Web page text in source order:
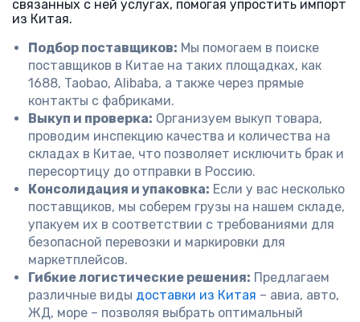
связанных с ней услугах, помогая упростить импорт
из Китая.
Подбор поставщиков: Мы помогаем в поиске
поставщиков в Китае на таких площадках, как
1688, Taobao, Alibaba, а также через прямые
контакты с фабриками.
Выкуп и проверка: Организуем выкуп товара,
проводим инспекцию качества и количества на
складах в Китае, что позволяет исключить брак и
пересортицу до отправки в Россию.
Консолидация и упаковка: Если у вас несколько
поставщиков, мы соберем грузы на нашем складе,
упакуем их в соответствии с требованиями для
безопасной перевозки и маркировки для
маркетплейсов.
Гибкие логистические решения: Предлагаем
различные виды доставки из Китая – авиа, авто,
ЖД, море – позволяя выбрать оптимальный